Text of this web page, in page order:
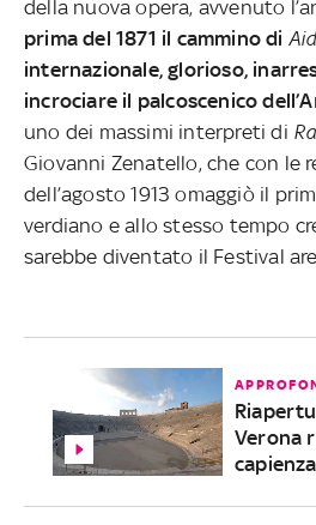
della nuova opera, avvenuto
prima del 1871 il cammino di
internazionale, glorioso,
incrociare il palcoscenico
uno dei massimi interpreti di
Giovanni Zenatello, che con le
dell’agosto 1913 omaggiò il
verdiano e allo stesso tempo
sarebbe diventato il Festival
Verona